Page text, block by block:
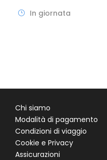
In giornata
Chi siamo
Modalità di pagamento
Condizioni di viaggio
Cookie e Privacy
Assicurazioni